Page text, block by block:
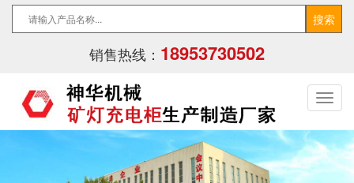
销售热线： 18953730502